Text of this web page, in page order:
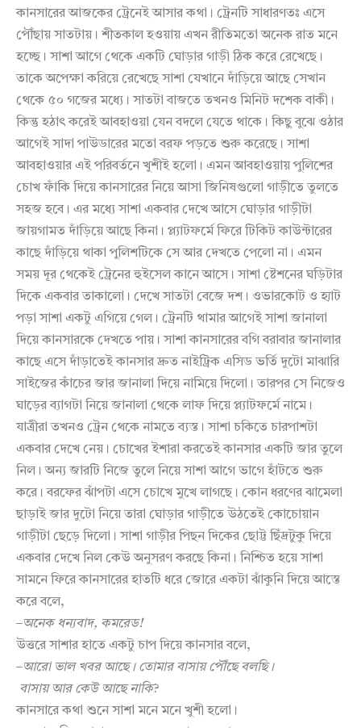
কানসারের আজকের ট্রেনেই আসার কথা। ট্রেনটি সাধারণতঃ এসে
পৌঁছায় সাতটায়। শীতকাল হওয়ায় এখন রীতিমতো অনেক রাত মনে
হচ্ছে। সাশা আগে থেকে একটি ঘোড়ার গাড়ী ঠিক করে রেখেছে।
তাকে অপেক্ষা করিয়ে রেখেছে সাশা যেখানে দাঁড়িয়ে আছে সেখান
থেকে ৫০ গজের মধ্যে। সাতটা বাজতে তখনও মিনিট দশেক বাকী।
কিন্তু হঠাৎ করেই আবহাওয়া যেন বদলে যেতে থাকে। কিছু বুঝে ওঠার
আগেই সাদা পাউডারের মতো বরফ পড়তে শুরু করেছে। সাশা
আবহাওয়ার এই পরিবর্তনে খুশীই হলো। এমন আবহাওয়ায় পুলিশের
চোখ ফাঁকি দিয়ে কানসারের নিয়ে আসা জিনিষগুলো গাড়ীতে তুলতে
সহজ হবে। এর মধ্যে সাশা একবার দেখে আসে ঘোড়ার গাড়ীটা
জায়গামত দাঁড়িয়ে আছে কিনা। প্ল্যাটফর্মে ফিরে টিকিট কাউন্টারের
কাছে দাঁড়িয়ে থাকা পুলিশটিকে সে আর দেখতে পেলো না। এমন
সময় দূর থেকেই ট্রেনের হুইসেল কানে আসে। সাশা ষ্টেশনের ঘড়িটার
দিকে একবার তাকালো। দেখে সাতটা বেজে দশ। ওভারকোট ও হ্যাট
পড়া সাশা একটু এগিয়ে গেল। ট্রেনটি থামার আগেই সাশা জানালা
দিয়ে কানসারকে দেখতে পায়। সাশা কানসারের বগি বরাবার জানালার
কাছে এসে দাঁড়াতেই কানসার দ্রুত নাইট্রিক এসিড ভর্তি দুটো মাঝারি
সাইজের কাঁচের জার জানালা দিয়ে নামিয়ে দিলো। তারপর সে নিজেও
ঘাড়ের ব্যাগটা নিয়ে জানালা থেকে লাফ দিয়ে প্ল্যাটফর্মে নামে।
যাত্রীরা তখনও ট্রেন থেকে নামতে ব্যস্ত। সাশা চকিতে চারপাশটা
একবার দেখে নেয়। চোখের ইশারা করতেই কানসার একটি জার তুলে
নিল। অন্য জারটি নিজে তুলে নিয়ে সাশা আগে ভাগে হাঁটতে শুরু
করে। বরফের ঝাঁপটা এসে চোখে মুখে লাগছে। কোন ধরণের ঝামেলা
ছাড়াই জার দুটো নিয়ে তারা ঘোড়ার গাড়ীতে উঠতেই কোচোয়ান
গাড়ীটা ছেড়ে দিলো। সাশা গাড়ীর পিছন দিকের ছোট্ট ছিঁদ্রটুকু দিয়ে
একবার দেখে নিল কেউ অনুসরণ করছে কিনা। নিশ্চিত হয়ে সাশা
সামনে ফিরে কানসারের হাতটি ধরে জোরে একটা ঝাঁকুনি দিয়ে আস্তে
করে বলে,
–অনেক ধন্যবাদ, কমরেড!
উত্তরে সাশার হাতে একটু চাপ দিয়ে কানসার বলে,
–আরো ভাল খবর আছে। তোমার বাসায় পৌঁছে বলছি।
বাসায় আর কেউ আছে নাকি?
কানসারে কথা শুনে সাশা মনে মনে খুশী হলো।